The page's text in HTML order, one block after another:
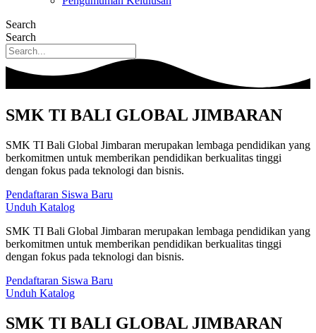
Search
Search
SMK TI BALI GLOBAL JIMBARAN
SMK TI Bali Global Jimbaran merupakan lembaga pendidikan yang
berkomitmen untuk memberikan pendidikan berkualitas tinggi
dengan fokus pada teknologi dan bisnis.
Pendaftaran Siswa Baru
Unduh Katalog
SMK TI Bali Global Jimbaran merupakan lembaga pendidikan yang
berkomitmen untuk memberikan pendidikan berkualitas tinggi
dengan fokus pada teknologi dan bisnis.
Pendaftaran Siswa Baru
Unduh Katalog
SMK TI BALI GLOBAL JIMBARAN